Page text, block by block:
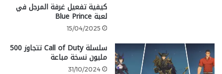
New Battlefield 6 tank vs tank
كيفية تفعيل غرفة المرجل في
لعبة Blue Prince
15/04/2025
سلسلة Call of Duty تتجاوز 500
مليون نسخة مباعة
31/10/2024